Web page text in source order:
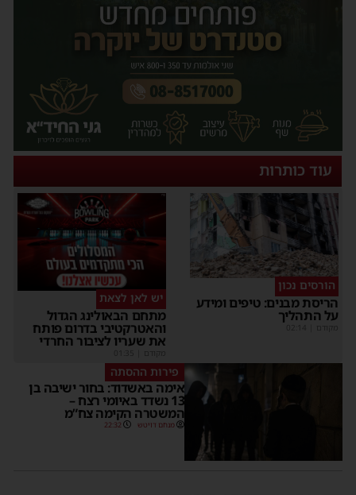
עוד כותרות
הורסים נכון
הריסת מבנים: טיפים ומידע
על התהליך
יש לאן לצאת
מתחם הבאולינג הגדול
והאטרקטיבי בדרום פותח
את שעריו לציבור החרדי
פירות ההסתה
אימה באשדוד: בחור ישיבה בן
13 נשדד באיומי רצח –
המשטרה הקימה צח”מ
מנחם דויטש 22:32